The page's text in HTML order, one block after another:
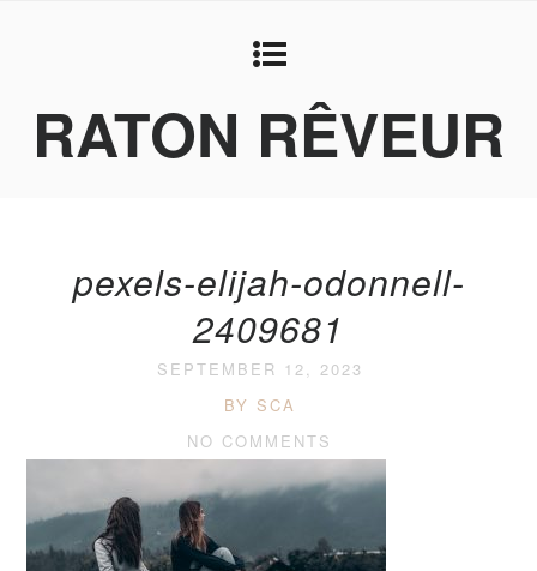
RATON RÊVEUR
pexels-elijah-odonnell-
2409681
SEPTEMBER 12, 2023
BY SCA
NO COMMENTS